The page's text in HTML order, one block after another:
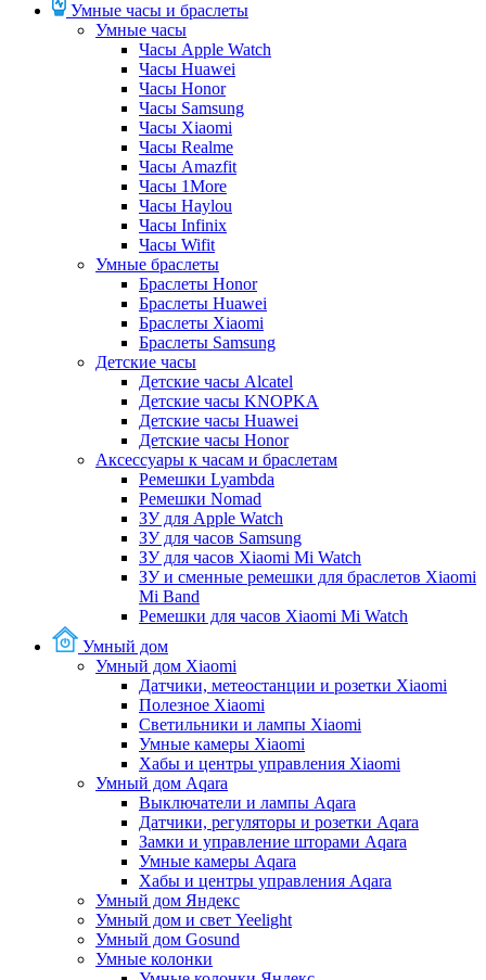
Умные часы и браслеты
Умные часы
Часы Apple Watch
Часы Huawei
Часы Honor
Часы Samsung
Часы Xiaomi
Часы Realme
Часы Amazfit
Часы 1More
Часы Haylou
Часы Infinix
Часы Wifit
Умные браслеты
Браслеты Honor
Браслеты Huawei
Браслеты Xiaomi
Браслеты Samsung
Детские часы
Детские часы Alcatel
Детские часы KNOPKA
Детские часы Huawei
Детские часы Honor
Аксессуары к часам и браслетам
Ремешки Lyambda
Ремешки Nomad
ЗУ для Apple Watch
ЗУ для часов Samsung
ЗУ для часов Xiaomi Mi Watch
ЗУ и сменные ремешки для браслетов Xiaomi
Mi Band
Ремешки для часов Xiaomi Mi Watch
Умный дом
Умный дом Xiaomi
Датчики, метеостанции и розетки Xiaomi
Полезное Xiaomi
Светильники и лампы Xiaomi
Умные камеры Xiaomi
Хабы и центры управления Xiaomi
Умный дом Aqara
Выключатели и лампы Aqara
Датчики, регуляторы и розетки Aqara
Замки и управление шторами Aqara
Умные камеры Aqara
Хабы и центры управления Aqara
Умный дом Яндекс
Умный дом и свет Yeelight
Умный дом Gosund
Умные колонки